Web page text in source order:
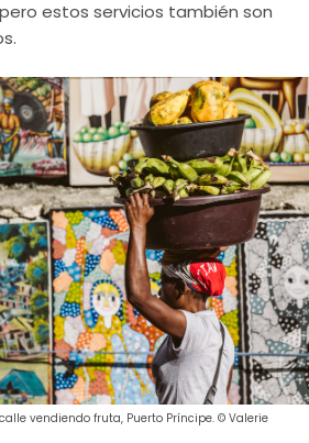
estos servicios también son
vendiendo fruta, Puerto Príncipe. © Valerie